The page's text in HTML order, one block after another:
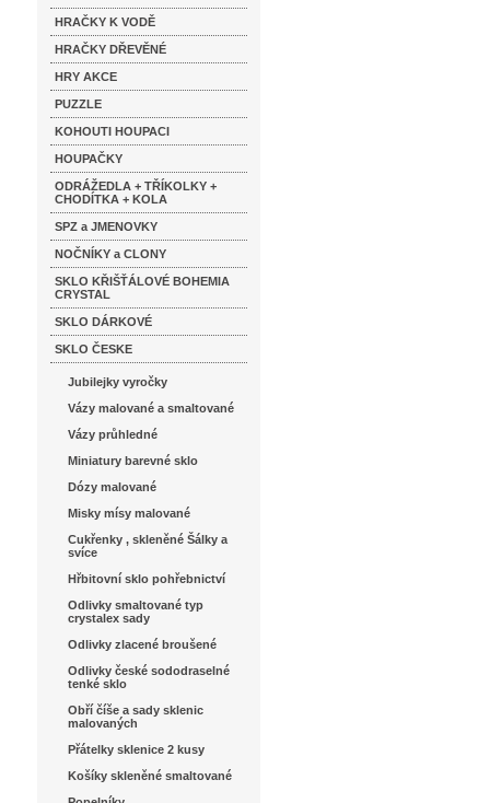
HRAČKY K VODĚ
HRAČKY DŘEVĚNÉ
HRY AKCE
PUZZLE
KOHOUTI HOUPACI
HOUPAČKY
ODRÁŽEDLA + TŘÍKOLKY +
CHODÍTKA + KOLA
SPZ a JMENOVKY
NOČNÍKY a CLONY
SKLO KŘIŠŤÁLOVÉ BOHEMIA
CRYSTAL
SKLO DÁRKOVÉ
SKLO ČESKE
Jubilejky vyročky
Vázy malované a smaltované
Vázy průhledné
Miniatury barevné sklo
Dózy malované
Misky mísy malované
Cukřenky , skleněné Šálky a
svíce
Hřbitovní sklo pohřebnictví
Odlivky smaltované typ
crystalex sady
Odlivky zlacené broušené
Odlivky české sododraselné
tenké sklo
Obří číše a sady sklenic
malovaných
Přátelky sklenice 2 kusy
Košíky skleněné smaltované